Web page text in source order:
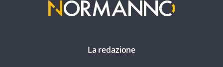
La redazione